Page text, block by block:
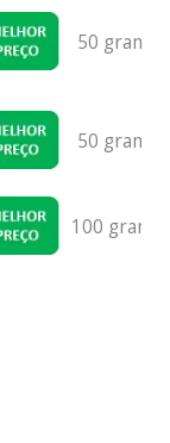
50 gramas
50 gramas
100